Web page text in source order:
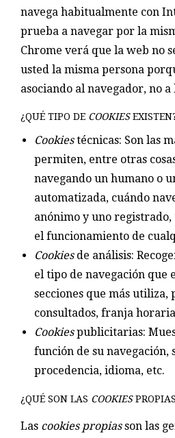
navega habitualmente con
prueba a navegar por la
Chrome verá que la web no
usted la misma persona
asociando al navegador, no a
¿QUÉ TIPO DE COOKIES
Cookiestécnicas: Son las
permiten, entre otras
navegando un humano o
automatizada, cuándo
anónimo y uno registrado,
el funcionamiento de
Cookies de análisis:
el tipo de navegación que
secciones que más utiliza,
consultados, franja
Cookiespublicitarias:
función de su navegación,
procedencia, idioma, etc.
¿QUÉ SON LAS COOKIES
Las cookies propiasson las